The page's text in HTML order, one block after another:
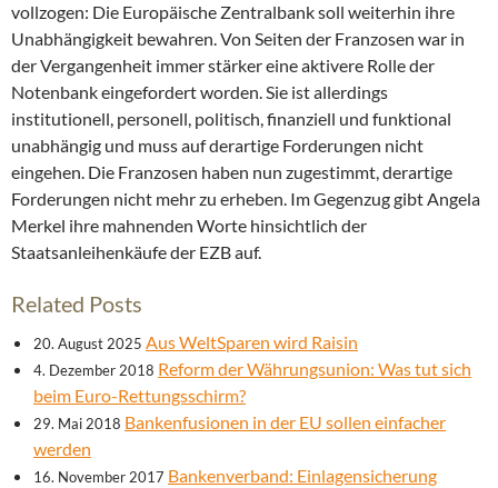
vollzogen: Die Europäische Zentralbank soll weiterhin ihre
Unabhängigkeit bewahren. Von Seiten der Franzosen war in
der Vergangenheit immer stärker eine aktivere Rolle der
Notenbank eingefordert worden. Sie ist allerdings
institutionell, personell, politisch, finanziell und funktional
unabhängig und muss auf derartige Forderungen nicht
eingehen. Die Franzosen haben nun zugestimmt, derartige
Forderungen nicht mehr zu erheben. Im Gegenzug gibt Angela
Merkel ihre mahnenden Worte hinsichtlich der
Staatsanleihenkäufe der EZB auf.
Related Posts
20. August 2025 Aus WeltSparen wird Raisin
4. Dezember 2018 Reform der Währungsunion: Was tut sich
beim Euro-Rettungsschirm?
29. Mai 2018 Bankenfusionen in der EU sollen einfacher
werden
16. November 2017 Bankenverband: Einlagensicherung